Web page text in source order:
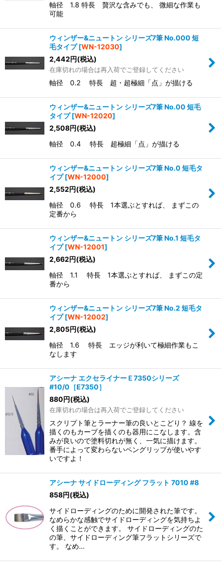
軸径 1.8 特長 贅沢な含みでも、 微細な作業も
可能
ウィンザー&ニュートン シリーズ7筆 No.000 短
毛タイプ [WN-12030]
2,442円(税込)
在庫切れの場合は再入荷でご登録してください
軸径 0.2 特長 超・超極細「点」が描ける
ウィンザー&ニュートン シリーズ7筆 No.00 短毛
タイプ [WN-12020]
2,508円(税込)
軸径 0.4 特長 超極細「点」が描ける
ウィンザー&ニュートン シリーズ7筆 No.0 短毛タ
イプ [WN-12000]
2,552円(税込)
軸径 0.6 特長 1本選ぶとすれば、 まずこの
定番から
ウィンザー&ニュートン シリーズ7筆 No.1 短毛タ
イプ [WN-12001]
2,662円(税込)
軸径 1.1 特長 1本選ぶとすれば、 まずこの定
番から
ウィンザー&ニュートン シリーズ7筆 No.2 短毛タ
イプ [WN-12002]
2,805円(税込)
軸径 1.6 特長 エッジが利いて極細作業もこ
なします
アシーナ エクセライナーＥ7350シリーズ
#10/0［E7350］
880円(税込)
在庫切れの場合は再入荷でご登録してください
スクリプト筆とラーナー筆の良いとこどり？ 線を
描くのもカーブを描くのも器用にこなします。含
みが良いので塗料切れが無く、一気に描けます。
番手によって変わらないペングリップが使いやす
いですよ！
アシーナ サイドローディング フラット 7010 #8
858円(税込)
サイドローディングのために開発された筆です。
なめらかな感触でサイドローディングを気持ちよ
く描くことができます。 サイドローディングのた
の筆、サイドローディング筆フラットシリーズで
す。 なめ…